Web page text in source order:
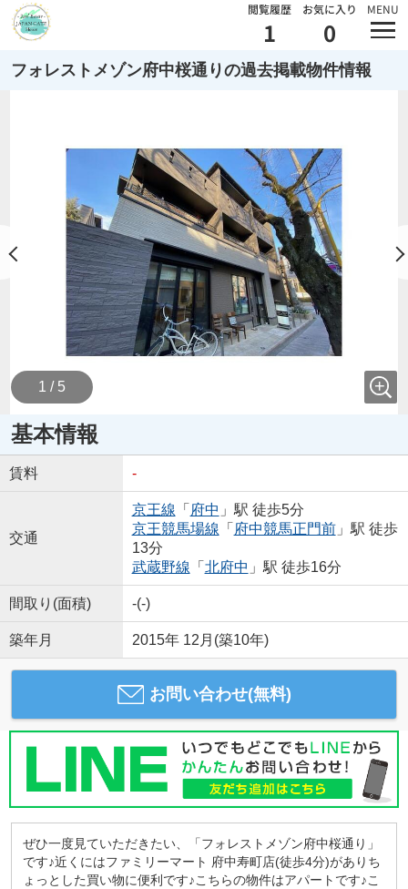
閲覧履歴
1
お気に入り
0
MENU
フォレストメゾン府中桜通りの過去掲載物件情報
1 / 5
基本情報
賃料 -
交通
京王線 「 府中 」駅 徒歩5分
京王競馬場線 「 府中競馬正門前」駅 徒歩
13分
武蔵野線 「 北府中 」駅 徒歩16分
間取り(面積) -(-)
築年月 2015年 12月(築10年)
お問い合わせ(無料)
ぜひ一度見ていただきたい、「フォレストメゾン府中桜通り」
です♪近くにはファミリーマート 府中寿町店(徒歩4分)がありち
ょっとした買い物に便利です♪こちらの物件はアパートです♪こ